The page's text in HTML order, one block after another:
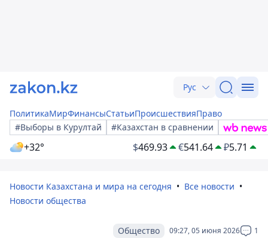
Рус
ПолитикаМирФинансыСтатьиПроисшествияПраво
#Выборы в Курултай
#Казахстан в сравнении
+32° $469.93 €541.64 ₽5.71
Новости Казахстана и мира на сегодня
Все новости
Новости общества
09:27, 05 июня 2026 1
Общество